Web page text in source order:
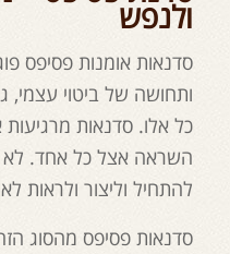
ולנפש
סדנאות אומנות פסיפס
ותחושה של ביטוי עצמי,
כל אלו. סדנאות
השראה אצל כל אחד. לא
להתחיל וליצור ולראות
סדנאות פסיפס מהסוג